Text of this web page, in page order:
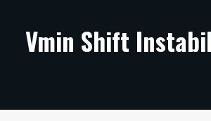
ARTIKKELIT
TECHBBS
Vmin Shift